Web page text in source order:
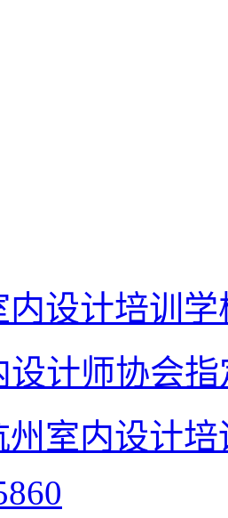
内设计培训学
设计师协会
州室内设计